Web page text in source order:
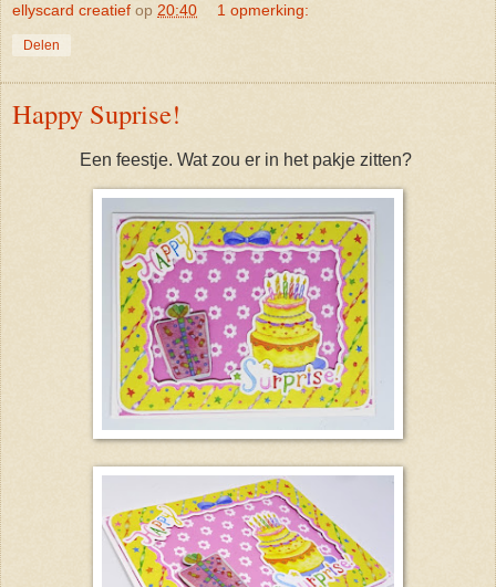
ellyscard creatief op 20:40 1 opmerking:
Delen
Happy Suprise!
Een feestje. Wat zou er in het pakje zitten?